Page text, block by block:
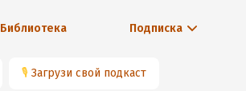
Библиотека Подписка
🎙 Загрузи свой подкаст